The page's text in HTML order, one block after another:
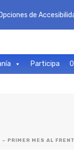
de
Participa
PRIMER MES AL